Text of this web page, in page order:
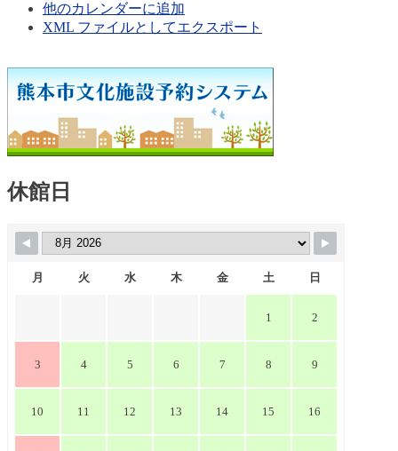
他のカレンダーに追加
XML ファイルとしてエクスポート
休館日
月 火 水 木 金 土 日
1 2
3 4 5 6 7 8 9
10 11 12 13 14 15 16